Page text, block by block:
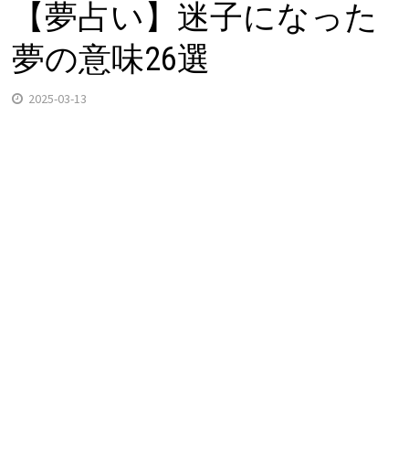
【夢占い】迷子になった
夢の意味26選
2025-03-13